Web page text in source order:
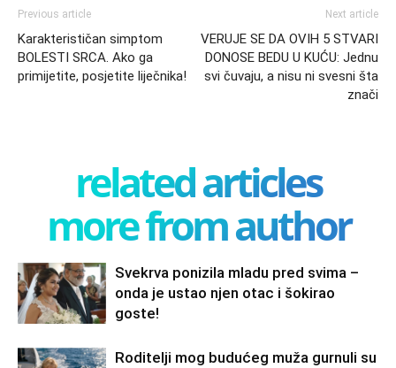
Previous article
Karakterističan simptom
BOLESTI SRCA. Ako ga
primijetite, posjetite liječnika!
Next article
VERUJE SE DA OVIH 5 STVARI
DONOSE BEDU U KUĆU: Jednu
svi čuvaju, a nisu ni svesni šta
znači
related articles
more from author
Svekrva ponizila mladu pred svima –
onda je ustao njen otac i šokirao
goste!
Roditelji mog budućeg muža gurnuli su